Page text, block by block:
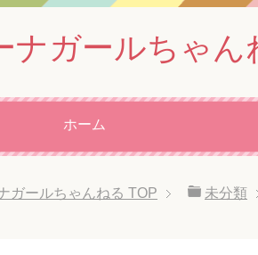
ナガールちゃん
ホーム
ガールちゃんねる TOP 未分類